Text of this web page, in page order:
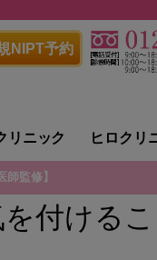
NIPT予約
リニック ヒロクリ
監修】
付けるこ